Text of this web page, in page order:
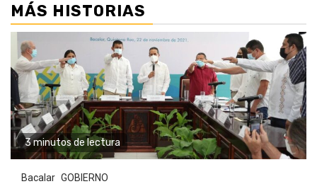
MÁS HISTORIAS
3 minutos de lectura
Bacalar GOBIERNO